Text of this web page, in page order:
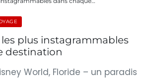
plus instagrammables
destination
World, Floride – un paradis